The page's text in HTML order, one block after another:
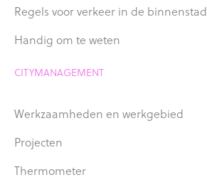
Regels voor verkeer in de binnenstad
Handig om te weten
CITYMANAGEMENT
Werkzaamheden en werkgebied
Projecten
Thermometer